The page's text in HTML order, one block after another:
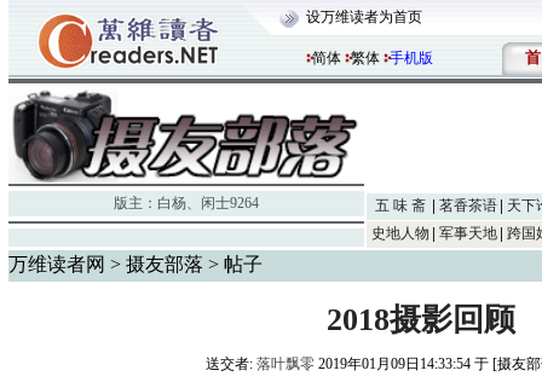
设万维读者为首页
简体 繁体 手机版 首
版主： 白杨、 闲士9264 五 味 斋 茗香茶语
天下
史地人物
军事天地 跨国
万维读者网 > 摄友部落 > 帖子
2018摄影回顾
送交者: 落叶飘零2019年01月09日14:33:54 于 [摄友